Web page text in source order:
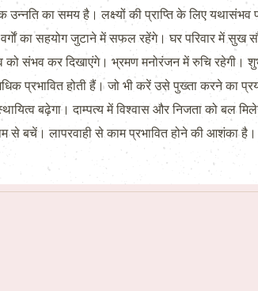
का समय है। लक्ष्यों की प्राप्ति के लिए
का सहयोग जुटाने में सफल रहेंगे। घर परिवार में सुख
कर दिखाएंगे। भ्रमण मनोरंजन में रुचि रहेगी। शुभ
प्रभावित होती हैं। जो भी करें उसे पुख्ता करने का
बढ़ेगा। दाम्पत्य में विश्वास और निजता को बल
से बचें। लापरवाही से काम प्रभावित होने की आशंका